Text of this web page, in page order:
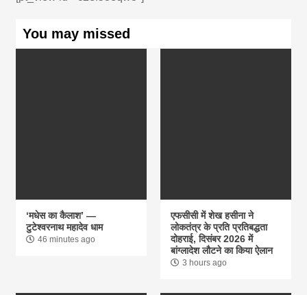
You may missed
‘मधेस का कैलाश’ —
टुटेश्वरनाथ महादेव धाम
46 minutes ago
एफसीसी में शेख हसीना ने
लोकतंत्र के प्रति प्रतिबद्धता
दोहराई, दिसंबर 2026 में
बांग्लादेश लौटने का किया ऐलान
3 hours ago